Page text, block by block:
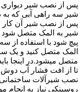
پس از نصب شیر
شیر سه راهی آبی که
پس از نصب شیر آن کار
شیر به المک متصل
پیچ شود با استفاده از
المک متصل کنید و یک
متصل میشود.در اینجا
تا از افت فشار آب
نصب شیرآلات
روسینکی نیاز به انجام